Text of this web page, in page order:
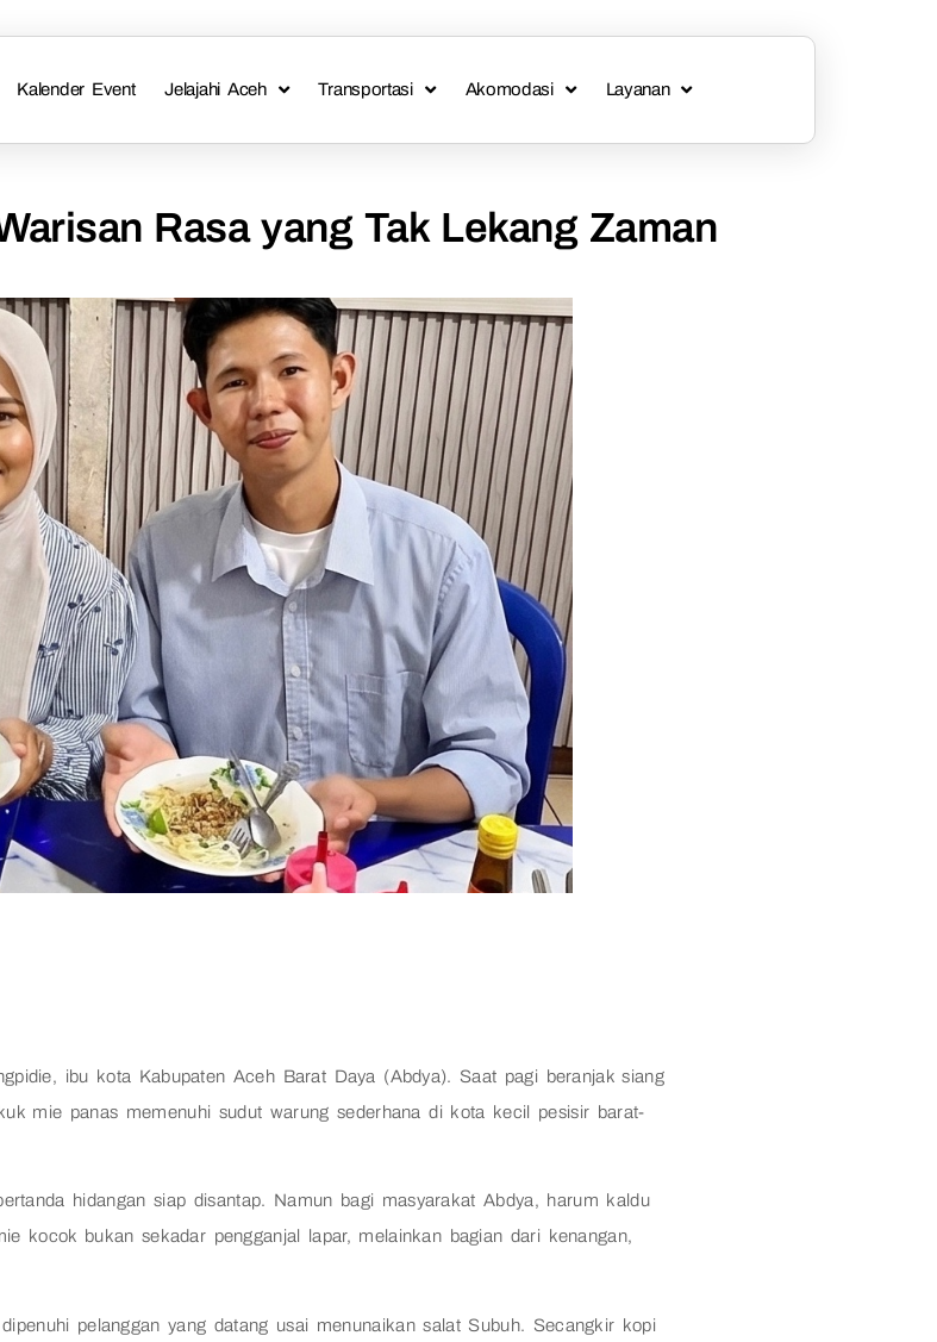
Kalender Event Jelajahi Aceh Transportasi Akomodasi Layanan
Rasa yang Tak Lekang Zaman
ibu kota Kabupaten Aceh Barat Daya (Abdya). Saat pagi beranjak siang
mie panas memenuhi sudut warung sederhana di kota kecil pesisir barat-
hidangan siap disantap. Namun bagi masyarakat Abdya, harum kaldu
kocok bukan sekadar pengganjal lapar, melainkan bagian dari kenangan,
pelanggan yang datang usai menunaikan salat Subuh. Secangkir kopi